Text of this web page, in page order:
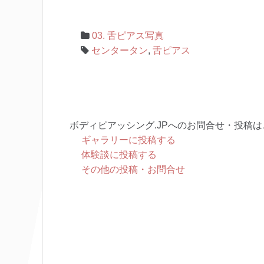
03. 舌ピアス写真
センタータン, 舌ピアス
ボディピアッシング.JPへのお問合せ・投稿
ギャラリーに投稿する
体験談に投稿する
その他の投稿・お問合せ